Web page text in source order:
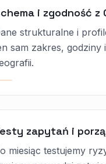
i zgodność z
strukturalne i
sam zakres, godziny
zapytań i
miesiąc testujemy